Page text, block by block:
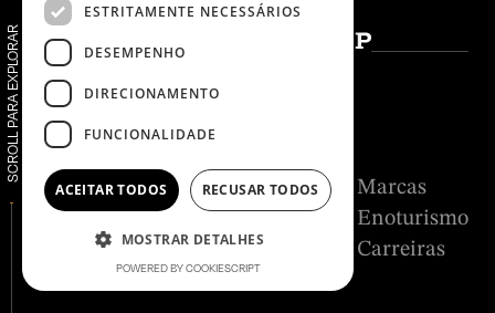
SCROLL PARA EXPLORAR
Grupo Kopke
Terroir
Contactos
Marcas
Enoturismo
Carreiras
ESTRITAMENTE NECESSÁRIOS
DESEMPENHO
DIRECIONAMENTO
FUNCIONALIDADE
ACEITAR TODOS RECUSAR TODOS
MOSTRAR DETALHES
POWERED BY COOKIESCRIPT